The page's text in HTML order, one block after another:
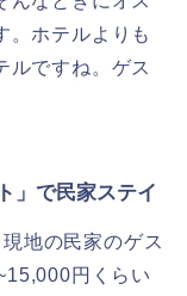
。ホテルよりも
ルですね。ゲス
」で民家ステイ
地の民家のゲス
円くらい